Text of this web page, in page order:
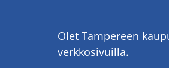
Olet Tampereen
verkkosivuilla.